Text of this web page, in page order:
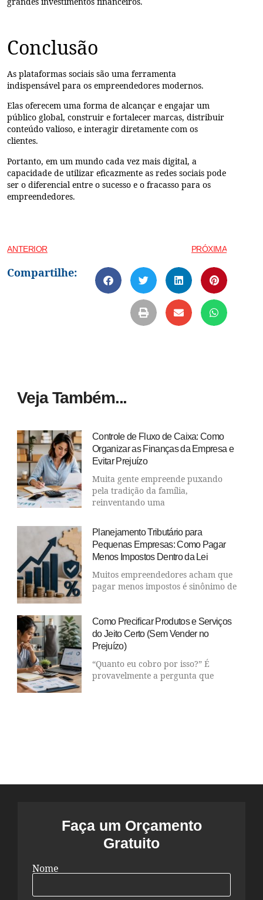
Conclusão
As plataformas sociais são uma ferramenta
indispensável para os empreendedores modernos.
Elas oferecem uma forma de alcançar e engajar um
público global, construir e fortalecer marcas, distribuir
conteúdo valioso, e interagir diretamente com os
clientes.
Portanto, em um mundo cada vez mais digital, a
capacidade de utilizar eficazmente as redes sociais pode
ser o diferencial entre o sucesso e o fracasso para os
empreendedores.
ANTERIOR PRÓXIMA
Compartilhe:
Veja Também...
Controle de Fluxo de Caixa: Como
Organizar as Finanças da Empresa e
Evitar Prejuízo
Muita gente empreende puxando
pela tradição da família,
reinventando uma
Planejamento Tributário para
Pequenas Empresas: Como Pagar
Menos Impostos Dentro da Lei
Muitos empreendedores acham que
pagar menos impostos é sinônimo de
Como Precificar Produtos e Serviços
do Jeito Certo (Sem Vender no
Prejuízo)
“Quanto eu cobro por isso?” É
provavelmente a pergunta que
Faça um Orçamento
Gratuito
Nome